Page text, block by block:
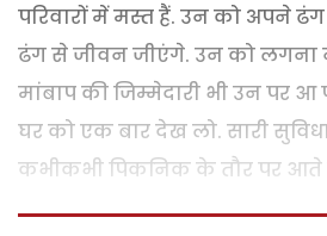
परिवारों में मस्त हैं. उन को अपने
ढंग से जीवन जीएंगे. उन को लगना
मांबाप की जिम्मेदारी भी उन पर
घर को एक बार देख लो. सारी
कभीकभी पिकनिक के तौर पर आते